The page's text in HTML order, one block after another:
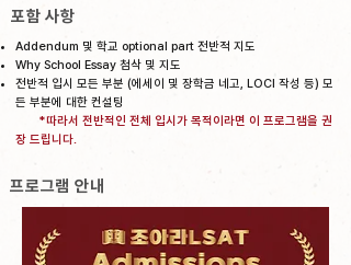
포함 사항
Addendum 및 학교 optional part 전반적 지도
Why School Essay 첨삭 및 지도
전반적 입시 모든 부분 (에세이 및 장학금 네고, LOCI 작성 등) 모
든 부분에 대한 컨설팅
​ *따라서 전반적인 전체 입시가 목적이라면 이 프로그램을 권
장 드립니다.
​프로그램 안내